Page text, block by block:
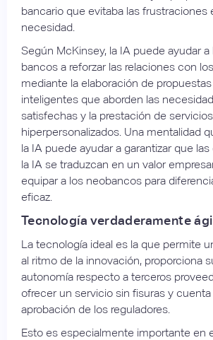
bancario que evitaba las frustraciones
necesidad.
Según McKinsey, la IA puede ayudar
bancos a reforzar las relaciones con
mediante la elaboración de
inteligentes que aborden las
satisfechas y la prestación de servicios
hiperpersonalizados. Una mentalidad
la IA puede ayudar a garantizar que
la IA se traduzcan en un valor
equipar a los neobancos para
eficaz.
Tecnología verdaderamente
La tecnología ideal es la que permite
al ritmo de la innovación, proporciona
autonomía respecto a terceros
ofrecer un servicio sin fisuras y
aprobación de los reguladores.
Esto es especialmente importante en